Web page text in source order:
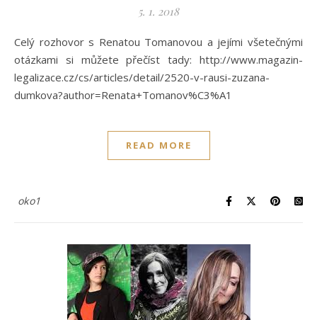
5. 1. 2018
Celý rozhovor s Renatou Tomanovou a jejími všetečnými
otázkami si můžete přečíst tady: http://www.magazin-
legalizace.cz/cs/articles/detail/2520-v-rausi-zuzana-
dumkova?author=Renata+Tomanov%C3%A1
READ MORE
oko1